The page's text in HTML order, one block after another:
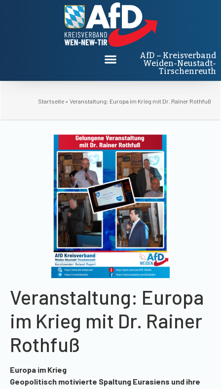
AfD – Kreisverband
Weiden-Neustadt-
Tirschenreuth
Startseite » Veranstaltung: Europa im Krieg mit Dr. Rainer Rothfuß
Veranstaltung: Europa
im Krieg mit Dr. Rainer
Rothfuß
Europa im Krieg
Geopolitisch motivierte Spaltung Eurasiens und ihre